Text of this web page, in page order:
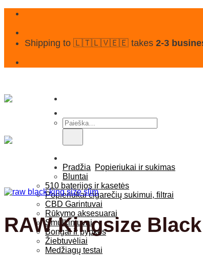
Skip
content
Shipping to 🇱🇹🇱🇻🇪🇪 takes 2-3
Ieškoti:
Parduotuvė
Bluntai
510 baterijos ir kasetės
Popieriukai cigarečių sukimui, filtrai
CBD Garintuvai
Rūkymo aksesuarai
Smulkintuvai
Bongai ir pypkės
Žiebtuvėliai
Medžiagų testai
Pradžia Popieriukai ir sukimas
RAW Kingsize